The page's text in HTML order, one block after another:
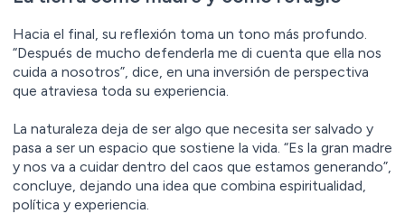
Hacia el final, su reflexión toma un tono más profundo.
“Después de mucho defenderla me di cuenta que ella nos
cuida a nosotros”, dice, en una inversión de perspectiva
que atraviesa toda su experiencia.
La naturaleza deja de ser algo que necesita ser salvado y
pasa a ser un espacio que sostiene la vida. “Es la gran madre
y nos va a cuidar dentro del caos que estamos generando”,
concluye, dejando una idea que combina espiritualidad,
política y experiencia.